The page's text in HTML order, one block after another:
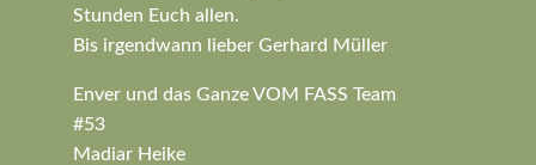
Stunden Euch allen.
Bis irgendwann lieber Gerhard Müller
Enver und das Ganze VOM FASS Team
#53
Madiar Heike